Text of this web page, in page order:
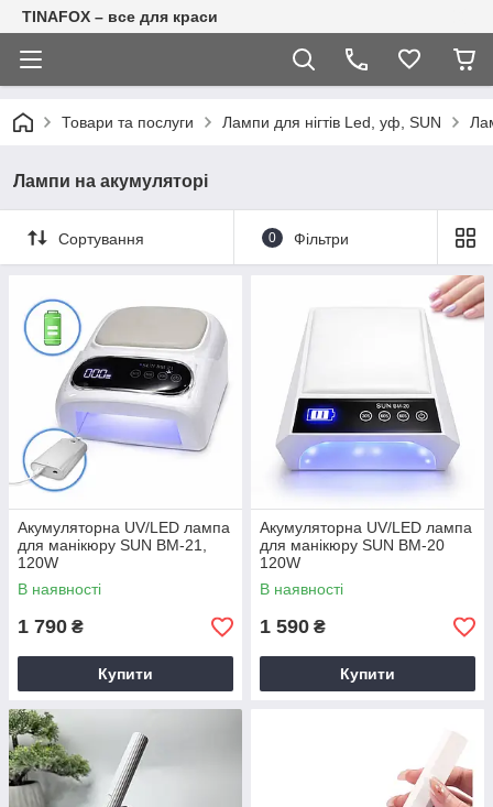
TINAFOX – все для краси
Товари та послуги Лампи для нігтів Led, уф, SUN
Лампи на акумуляторі
Сортування 0 Фільтри
Акумуляторна UV/LED лампа
для манікюру SUN BM-21,
120W
В наявності
1 790 ₴
Купити
Акумуляторна UV/LED лампа
для манікюру SUN BM-20
120W
В наявності
1 590 ₴
Купити